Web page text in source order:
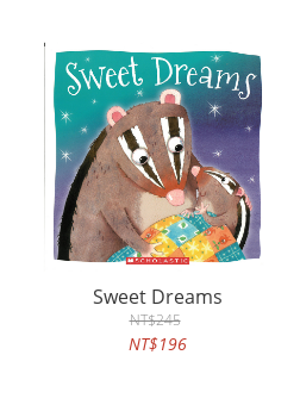
Sweet Dreams
NT$245
NT$196